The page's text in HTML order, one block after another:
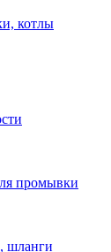
котлы
промывки
шланги